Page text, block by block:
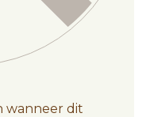
wanneer dit